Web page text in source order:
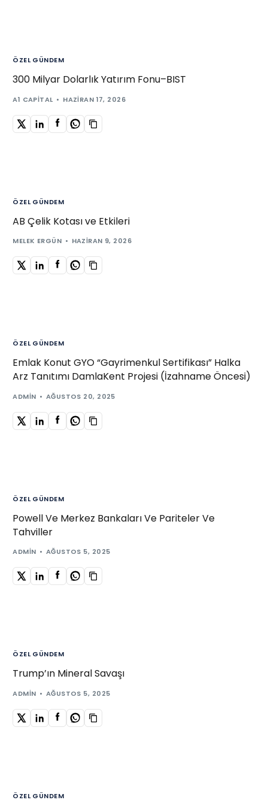
ÖZEL GÜNDEM
300 Milyar Dolarlık Yatırım Fonu–BIST
A1 CAPITAL HAZIRAN 17, 2026
ÖZEL GÜNDEM
AB Çelik Kotası ve Etkileri
MELEK ERGÜN HAZIRAN 9, 2026
ÖZEL GÜNDEM
Emlak Konut GYO “Gayrimenkul Sertifikası” Halka
Arz Tanıtımı DamlaKent Projesi (İzahname Öncesi)
ADMIN AĞUSTOS 20, 2025
ÖZEL GÜNDEM
Powell Ve Merkez Bankaları Ve Pariteler Ve
Tahviller
ADMIN AĞUSTOS 5, 2025
ÖZEL GÜNDEM
Trump’ın Mineral Savaşı
ADMIN AĞUSTOS 5, 2025
ÖZEL GÜNDEM